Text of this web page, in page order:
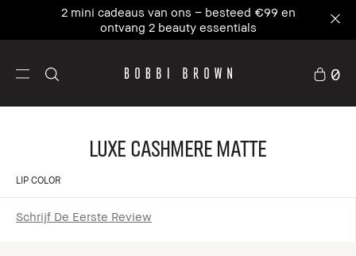
2 mini cadeaus van ons – besteed €99 en
ontvang 2 beauty essentials
0
Luxe Cashmere Matte
LIP COLOR
Schrijf De Eerste Review